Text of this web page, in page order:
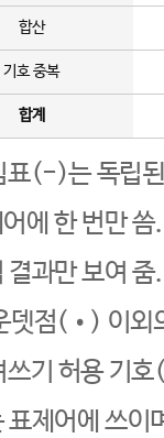
합산
기호 중복
합계
(-)는 독립된
에 한 번만
결과만 보여
뎃점(•) 이외
기 허용 기호
표제어에 쓰이